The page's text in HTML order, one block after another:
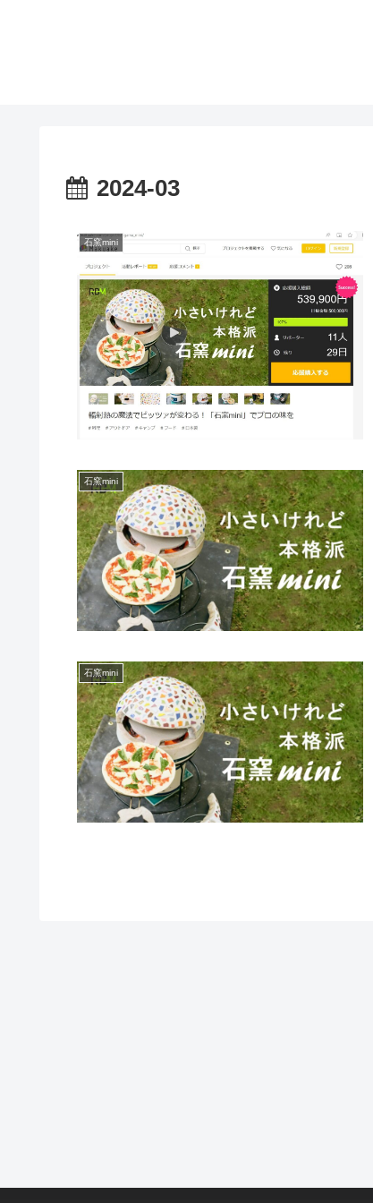
2024-03
石窯mini
石窯mini
石窯mini